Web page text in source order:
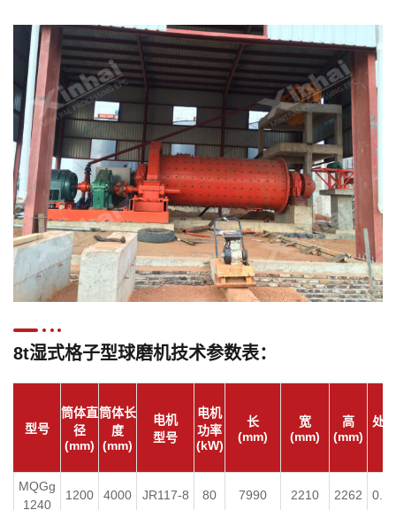
8t湿式格子型球磨机技术参数表：
型号
筒体直
径
(mm)
筒体长
度
(mm)
电机
型号
电机
功率
(kW)
长
(mm)
宽
(mm)
高
(mm)
处
MQGg
1240
1200 4000 JR117-8 80 7990 2210 2262